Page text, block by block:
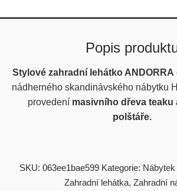
Popis
Stylové zahradní lehátko ANDORRA
nádherného skandinávského nábytku
provedení masivního dřeva teaku
polštáře.
SKU: 063ee1bae599 Kategorie:
Zahradní lehátka, Zahradní